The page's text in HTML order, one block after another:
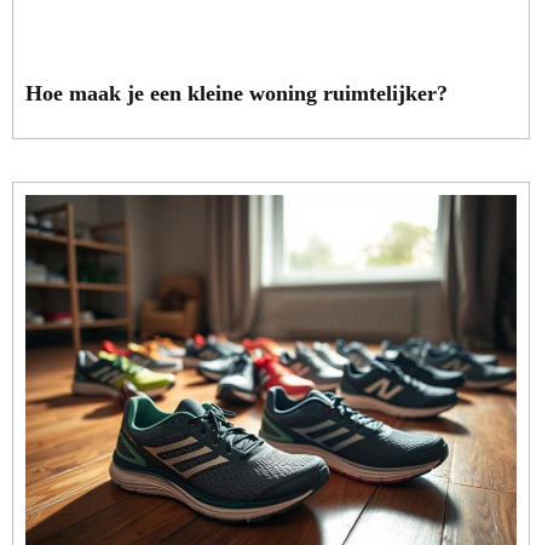
Hoe maak je een kleine woning ruimtelijker?